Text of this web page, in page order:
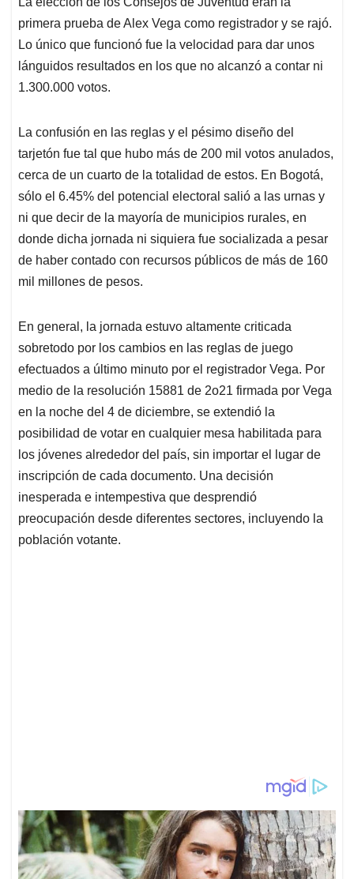
s
A
p
p
b
o
o
k
e
d
I
n
l
a
d
s
primera prueba de Alex Vega como registrador y se rajó.
Lo único que funcionó fue la velocidad para dar unos
lánguidos resultados en los que no alcanzó a contar ni
1.300.000 votos.
La confusión en las reglas y el pésimo diseño del
tarjetón fue tal que hubo más de 200 mil votos anulados,
cerca de un cuarto de la totalidad de estos. En Bogotá,
sólo el 6.45% del potencial electoral salió a las urnas y
ni que decir de la mayoría de municipios rurales, en
donde dicha jornada ni siquiera fue socializada a pesar
de haber contado con recursos públicos de más de 160
mil millones de pesos.
En general, la jornada estuvo altamente criticada
sobretodo por los cambios en las reglas de juego
efectuados a último minuto por el registrador Vega. Por
medio de la resolución 15881 de 2o21 firmada por Vega
en la noche del 4 de diciembre, se extendió la
posibilidad de votar en cualquier mesa habilitada para
los jóvenes alrededor del país, sin importar el lugar de
inscripción de cada documento. Una decisión
inesperada e intempestiva que desprendió
preocupación desde diferentes sectores, incluyendo la
población votante.